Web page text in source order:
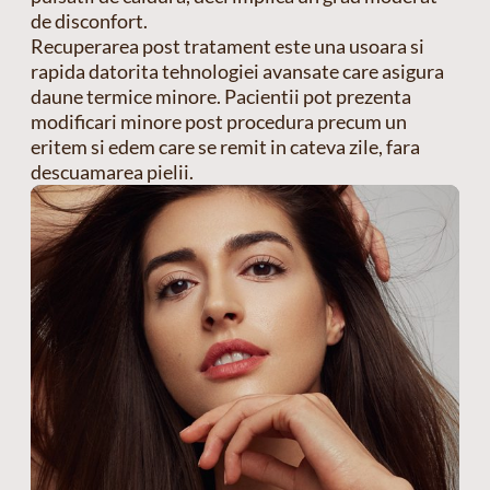
de disconfort.
Recuperarea post tratament este una usoara si
rapida datorita tehnologiei avansate care asigura
daune termice minore. Pacientii pot prezenta
modificari minore post procedura precum un
eritem si edem care se remit in cateva zile, fara
descuamarea pielii.